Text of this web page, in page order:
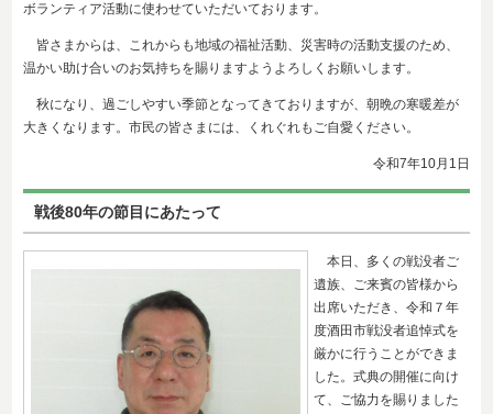
ボランティア活動に使わせていただいております。
皆さまからは、これからも地域の福祉活動、災害時の活動支援のため、
温かい助け合いのお気持ちを賜りますようよろしくお願いします。
秋になり、過ごしやすい季節となってきておりますが、朝晩の寒暖差が
大きくなります。市民の皆さまには、くれぐれもご自愛ください。
令和7年10月1日
戦後80年の節目にあたって
本日、多くの戦没者ご
遺族、ご来賓の皆様から
出席いただき、令和７年
度酒田市戦没者追悼式を
厳かに行うことができま
した。式典の開催に向け
て、ご協力を賜りました